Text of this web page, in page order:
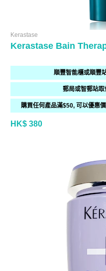
Kerastase
Kerastase Bain
順豐智能櫃或順豐
郵局或智郵站
購買任何產品滿$50, 可以優惠
HK$ 380